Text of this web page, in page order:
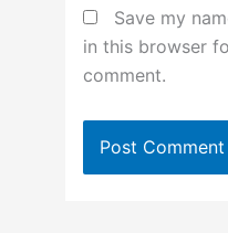
Save my
in this browser
comment.